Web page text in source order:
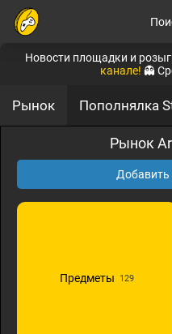
Новости площадки и
канале! 👻
Рынок Пополнялка
Рынок
Добавить
Предметы 129